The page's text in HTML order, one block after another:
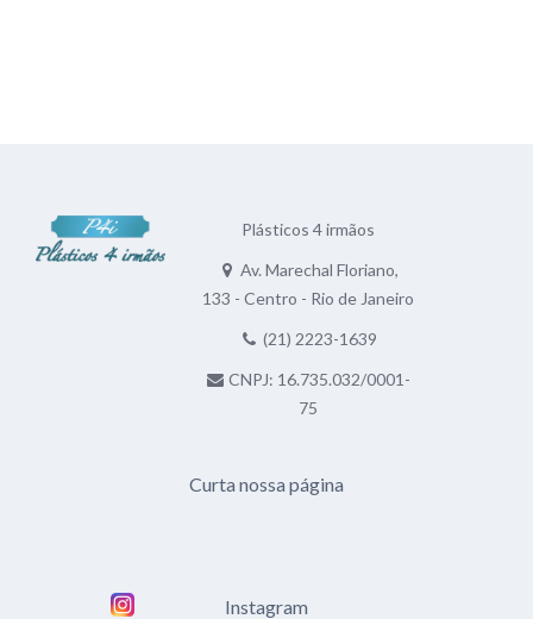
Plásticos 4 irmãos
Av. Marechal Floriano,
133 - Centro - Rio de Janeiro
(21) 2223-1639
CNPJ: 16.735.032/0001-
75
Curta nossa página
Instagram